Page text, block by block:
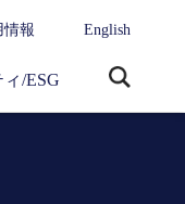
情報 English
/ESG